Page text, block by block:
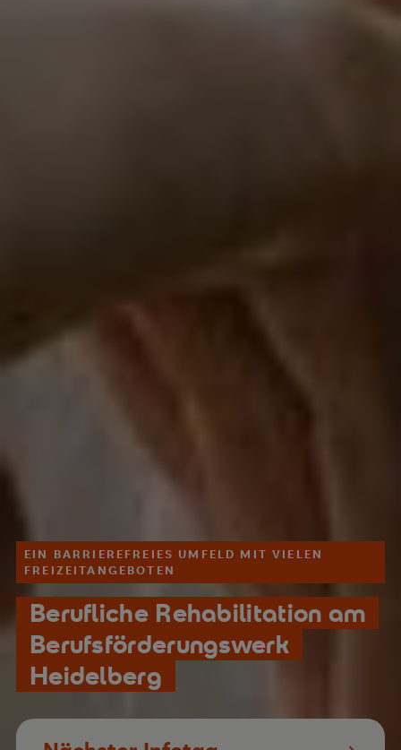
EIN BARRIEREFREIES UMFELD MIT VIELEN
FREIZEITANGEBOTEN
Berufliche Rehabilitation am
Berufsförderungswerk
Heidelberg